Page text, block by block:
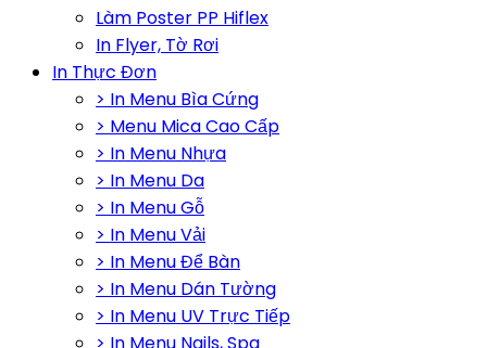
Làm Poster PP Hiflex
In Flyer, Tờ Rơi
In Thực Đơn
> In Menu Bìa Cứng
> Menu Mica Cao Cấp
> In Menu Nhựa
> In Menu Da
> In Menu Gỗ
> In Menu Vải
> In Menu Để Bàn
> In Menu Dán Tường
> In Menu UV Trực Tiếp